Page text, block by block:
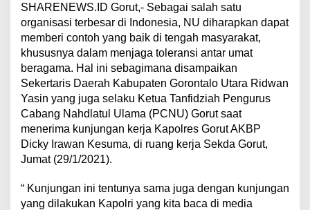
SHARENEWS.ID Gorut,- Sebagai salah satu
organisasi terbesar di Indonesia, NU diharapkan dapat
memberi contoh yang baik di tengah masyarakat,
khususnya dalam menjaga toleransi antar umat
beragama. Hal ini sebagimana disampaikan
Sekertaris Daerah Kabupaten Gorontalo Utara Ridwan
Yasin yang juga selaku Ketua Tanfidziah Pengurus
Cabang Nahdlatul Ulama (PCNU) Gorut saat
menerima kunjungan kerja Kapolres Gorut AKBP
Dicky Irawan Kesuma, di ruang kerja Sekda Gorut,
Jumat (29/1/2021).
“ Kunjungan ini tentunya sama juga dengan kunjungan
yang dilakukan Kapolri yang kita baca di media